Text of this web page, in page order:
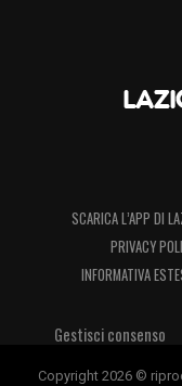
SCARICA L’APP DI
PRIVACY
INFORMATIVA
Gestisci consenso
Copyright 2026 ©